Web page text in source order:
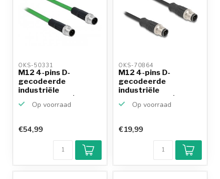
OKS-50331
M12 4-pins D-
gecodeerde
industriële
...
Op voorraad
€54,99
OKS-70864
M12 4-pins D-
gecodeerde
industriële
...
Op voorraad
€19,99